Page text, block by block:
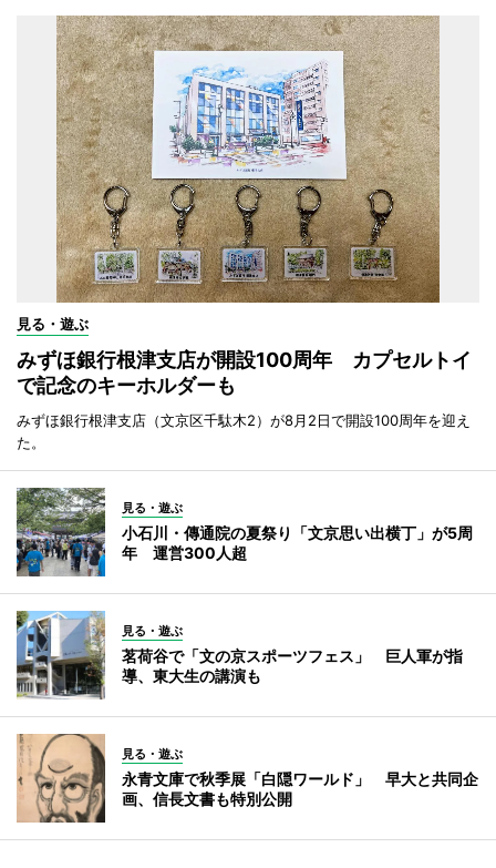
見る・遊ぶ
みずほ銀行根津支店が開設100周年 カプセルトイ
で記念のキーホルダーも
みずほ銀行根津支店（文京区千駄木2）が8月2日で開設100周年を迎え
た。
見る・遊ぶ
小石川・傳通院の夏祭り「文京思い出横丁」が5周
年 運営300人超
見る・遊ぶ
茗荷谷で「文の京スポーツフェス」 巨人軍が指
導、東大生の講演も
見る・遊ぶ
永青文庫で秋季展「白隠ワールド」 早大と共同企
画、信長文書も特別公開